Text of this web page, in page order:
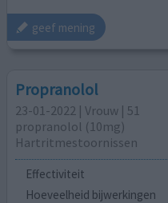
geef mening
Propranolol
23-01-2022 | Vrouw | 51
propranolol (10mg)
Hartritmestoornissen
Effectiviteit
Hoeveelheid bijwerkingen